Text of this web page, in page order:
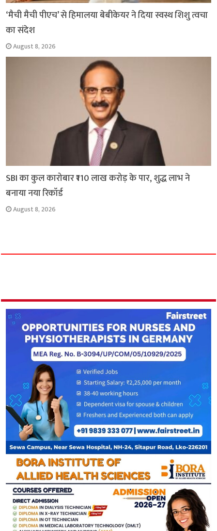
‘मैची मैची पीएच’ से हिमालया बेबीकेयर ने दिया स्वस्थ शिशु त्वचा
का संदेश
August 8, 2026
SBI का कुल कारोबार ₹110 लाख करोड़ के पार, शुद्ध लाभ ने
बनाया नया रिकॉर्ड
August 8, 2026